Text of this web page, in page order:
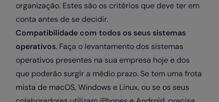
organização. Estes são os critérios que deve ter em
conta antes de se decidir.
Compatibilidade com todos os seus sistemas
operativos. Faça o levantamento dos sistemas
operativos presentes na sua empresa hoje e dos
que poderão surgir a médio prazo. Se tem uma frota
mista de macOS, Windows e Linux, ou se os seus